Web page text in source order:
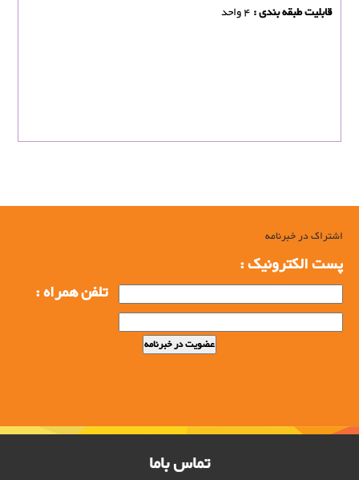
قابلیت طبقه بندی :
اشتراک در خبرنامه
پست الکترونیک :
تلفن همراه :
تماس باما